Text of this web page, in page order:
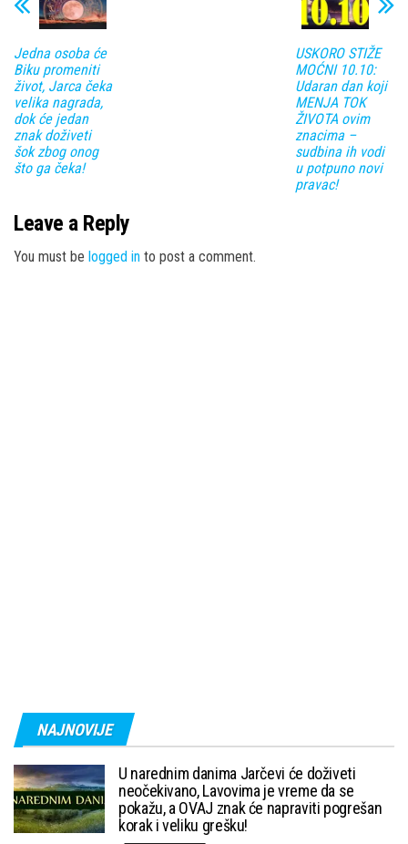
Jedna osoba će
Biku promeniti
život, Jarca čeka
velika nagrada,
dok će jedan
znak doživeti
šok zbog onog
što ga čeka!
USKORO STIŽE
MOĆNI 10.10:
Udaran dan koji
MENJA TOK
ŽIVOTA ovim
znacima –
sudbina ih vodi
u potpuno novi
pravac!
Leave a Reply
You must be logged in to post a comment.
NAJNOVIJE
U narednim danima Jarčevi će doživeti
neočekivano, Lavovima je vreme da se
pokažu, a OVAJ znak će napraviti pogrešan
korak i veliku grešku!